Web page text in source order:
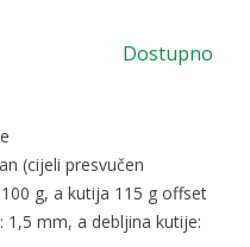
Dostupno
(cijeli presvučen
g, a kutija 115 g offset
1,5 mm, a debljina kutije: